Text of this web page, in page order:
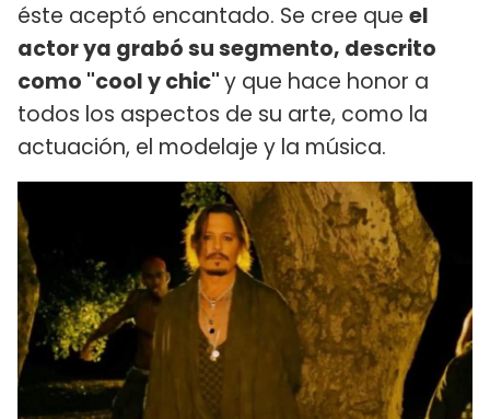
éste aceptó encantado. Se cree que el
actor ya grabó su segmento, descrito
como "cool y chic"y que hace honor a
todos los aspectos de su arte, como la
actuación, el modelaje y la música.